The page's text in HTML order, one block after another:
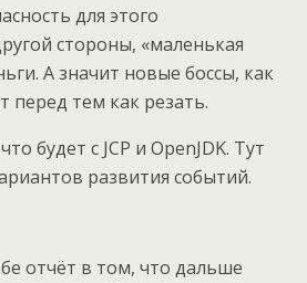
для этого
стороны, «маленькая
А значит новые боссы, как
тем как резать.
будет с JCP и OpenJDK. Тут
развития событий.
отчёт в том, что дальше